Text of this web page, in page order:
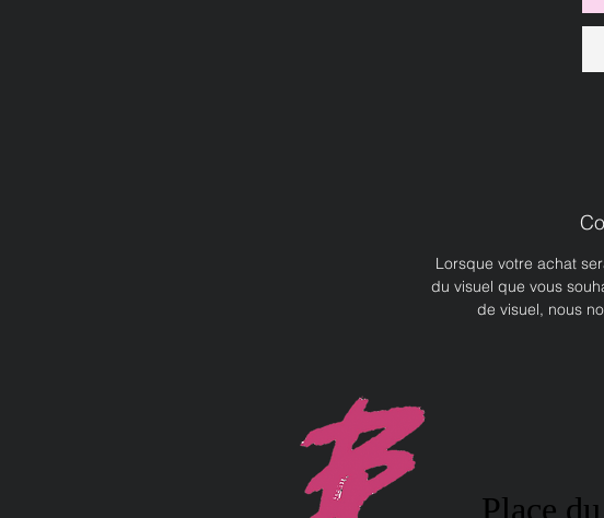
Lorsque votre achat
du visuel que vous
de visuel, nous
Place du